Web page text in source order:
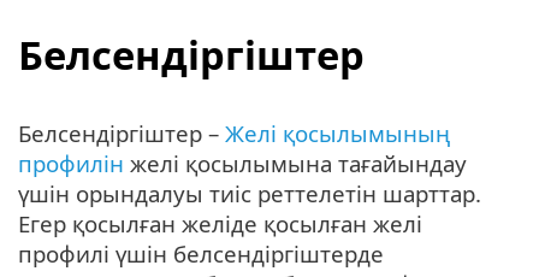
Белсендіргіштер
Белсендіргіштер – Желі қосылымының
профилін желі қосылымына тағайындау
үшін орындалуы тиіс реттелетін шарттар.
Егер қосылған желіде қосылған желі
профилі үшін белсендіргіштерде